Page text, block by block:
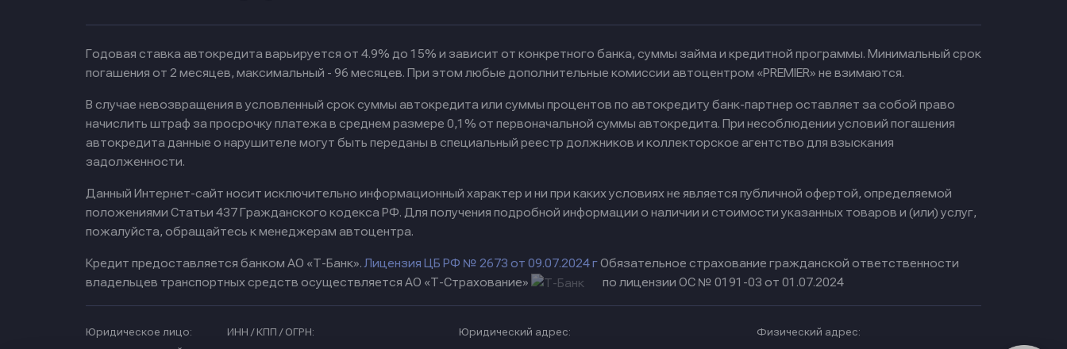
Годовая ставка автокредита варьируется от 4.9% до 15% и зависит от конкретного банка, суммы займа и кредитной программы. Минимальный срок
погашения от 2 месяцев, максимальный - 96 месяцев. При этом любые дополнительные комиссии автоцентром «PREMIER» не взимаются.
В случае невозвращения в условленный срок суммы автокредита или суммы процентов по автокредиту банк-партнер оставляет за собой право
начислить штраф за просрочку платежа в среднем размере 0,1% от первоначальной суммы автокредита. При несоблюдении условий погашения
автокредита данные о нарушителе могут быть переданы в специальный реестр должников и коллекторское агентство для взыскания
задолженности.
Данный Интернет-сайт носит исключительно информационный характер и ни при каких условиях не является публичной офертой, определяемой
положениями Статьи 437 Гражданского кодекса РФ. Для получения подробной информации о наличии и стоимости указанных товаров и (или) услуг,
пожалуйста, обращайтесь к менеджерам автоцентра.
Кредит предоставляется банком АО «Т-Банк». Лицензия ЦБ РФ № 2673 от 09.07.2024 гОбязательное страхование гражданской ответственности
владельцев транспортных средств осуществляется АО «Т-Страхование»
по лицензии ОС № 0191-03 от 01.07.2024
Юридическое лицо:
ИНН / КПП / ОГРН:
Юридический адрес:
Физический адрес: